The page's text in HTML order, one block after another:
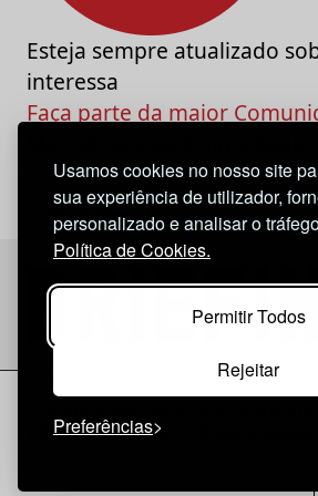
Usamos cookies no nosso site
sua experiência de utilizador,
personalizado e analisar o
Política de Cookies.
Permitir Todos
Rejeitar
Preferências
Esteja sempre atualizado
interessa
Faça parte da maior
Política de Cookies